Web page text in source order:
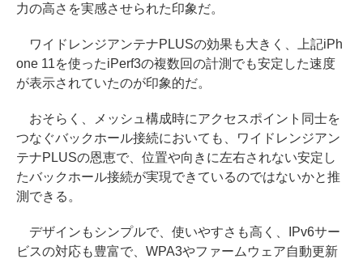
力の高さを実感させられた印象だ。
ワイドレンジアンテナPLUSの効果も大きく、上記iPh
one 11を使ったiPerf3の複数回の計測でも安定した速度
が表示されていたのが印象的だ。
おそらく、メッシュ構成時にアクセスポイント同士を
つなぐバックホール接続においても、ワイドレンジアン
テナPLUSの恩恵で、位置や向きに左右されない安定し
たバックホール接続が実現できているのではないかと推
測できる。
デザインもシンプルで、使いやすさも高く、IPv6サー
ビスの対応も豊富で、WPA3やファームウェア自動更新